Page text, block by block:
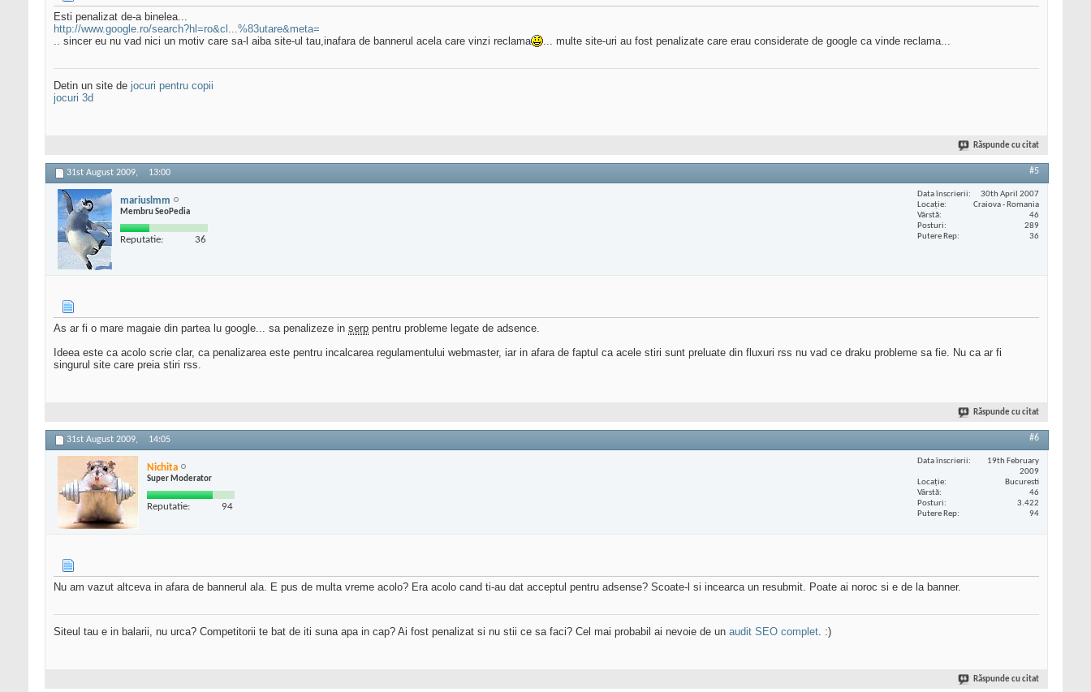
Esti penalizat de-a binelea...
http://www.google.ro/search?hl=ro&cl...%83utare&meta=
.. sincer eu nu vad nici un motiv care sa-l aiba site-ul tau,inafara de bannerul acela care vinzi reclama
... multe site-uri au fost penalizate care erau considerate de google ca vinde reclama...
Detin un site de jocuri pentru copii
jocuri 3d
Răspunde cu citat
31st August 2009, 13:00 #5
mariuslmm
Membru SeoPedia
Reputatie: 36
Data înscrierii
30th April 2007
Locaţie
Craiova - Romania
Vârstă
46
Posturi
289
Putere Rep
36
As ar fi o mare magaie din partea lu google... sa penalizeze in serp pentru probleme legate de adsence.
Ideea este ca acolo scrie clar, ca penalizarea este pentru incalcarea regulamentului webmaster, iar in afara de faptul ca acele stiri sunt preluate din fluxuri rss nu vad ce draku probleme sa fie. Nu ca ar fi
singurul site care preia stiri rss.
Răspunde cu citat
31st August 2009, 14:05 #6
Nichita
Super Moderator
Reputatie: 94
Data înscrierii
19th February
2009
Locaţie
Bucuresti
Vârstă
46
Posturi
3.422
Putere Rep
94
Nu am vazut altceva in afara de bannerul ala. E pus de multa vreme acolo? Era acolo cand ti-au dat acceptul pentru adsense? Scoate-l si incearca un resubmit. Poate ai noroc si e de la banner.
Siteul tau e in balarii, nu urca? Competitorii te bat de iti suna apa in cap? Ai fost penalizat si nu stii ce sa faci? Cel mai probabil ai nevoie de un audit SEO complet. :)
Răspunde cu citat